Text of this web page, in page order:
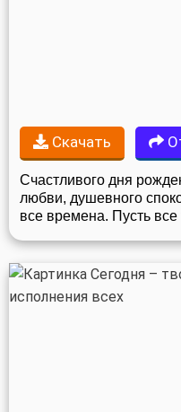
Скачать
Счастливого дня
любви, душевного
все времена. Пусть